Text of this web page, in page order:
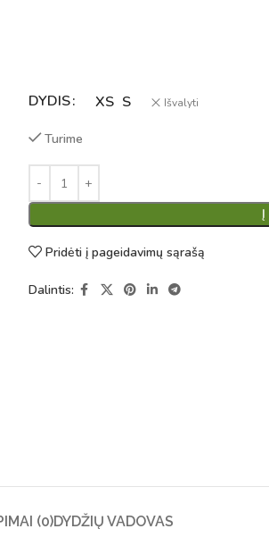
DYDIS XS S Išvalyti
Turime
Į
Alternative:
Pridėti į pageidavimų sąrašą
Dalintis:
(0)DYDŽIŲ VADOVAS